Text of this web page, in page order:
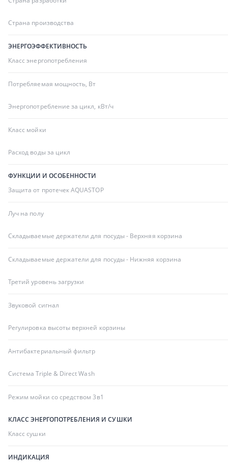
Страна производства
ЭНЕРГОЭФФЕКТИВНОСТЬ
Класс энергопотребления
Потребляемая мощность, Вт
Энергопотребление за цикл, кВт/ч
Класс мойки
Расход воды за цикл
ФУНКЦИИ И ОСОБЕННОСТИ
Защита от протечек AQUASTOP
Луч на полу
Складываемые держатели для посуды - Верхняя корзина
Складываемые держатели для посуды - Нижняя корзина
Третий уровень загрузки
Звуковой сигнал
Регулировка высоты верхней корзины
Антибактериальный фильтр
Система Triple & Direct Wash
Режим мойки со средством 3в1
КЛАСС ЭНЕРГОПОТРЕБЛЕНИЯ И СУШКИ
Класс сушки
ИНДИКАЦИЯ